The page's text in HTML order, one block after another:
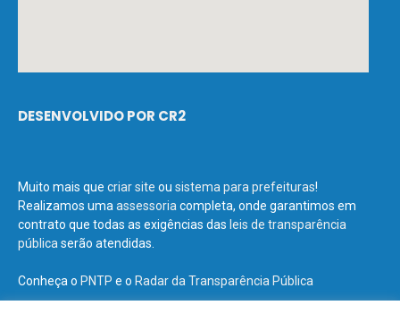
DESENVOLVIDO POR CR2
Muito mais que criar site ou sistema para prefeituras!
Realizamos uma assessoria completa, onde garantimos em
contrato que todas as exigências das leis de transparência
pública serão atendidas.
Conheça o PNTP e o Radar da Transparência Pública